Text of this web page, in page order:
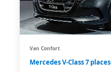
Van Confort
Mercedes V-Class 7 places